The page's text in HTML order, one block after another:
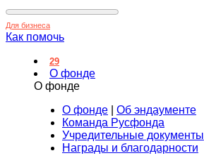
Для бизнеса
Как помочь
29
О фонде
О фонде
О фонде
Об эндаументе
Команда Русфонда
Учредительные документы
Награды и благодарности